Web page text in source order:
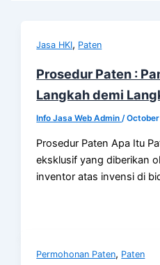
Jasa HKI, Paten
Prosedur Paten :
Langkah demi
Info Jasa Web Admin/
Prosedur Paten Apa Itu
eksklusif yang diberikan
inventor atas invensi di
Permohonan Paten, Paten